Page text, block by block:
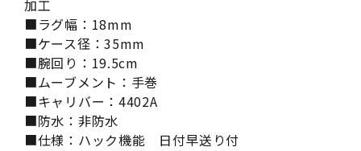
加工
■ラグ幅：18mm
■ケース径：35mm
■腕回り：19.5cm
■ムーブメント：手巻
■キャリバー：4402A
■防水：非防水
■仕様：ハック機能 日付早送り付